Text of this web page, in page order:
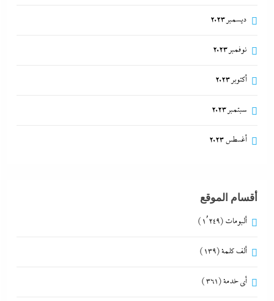
ديسمبر 2023
نوفمبر 2023
أكتوبر 2023
سبتمبر 2023
أغسطس 2023
أقسام الموقع
ألبومات (1٬249)
ألف كلمة(139)
أي خدمة(361)